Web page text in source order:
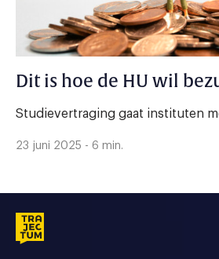
Dit is hoe de HU wil
Studievertraging gaat instituten
23 juni 2025 - 6 min.